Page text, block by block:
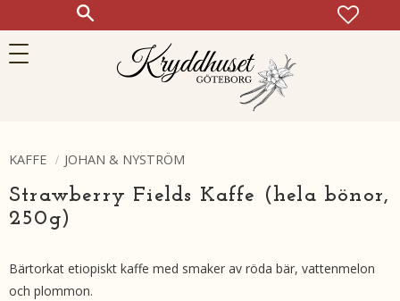
KAFFE JOHAN & NYSTRÖM
Strawberry Fields Kaffe (hela bönor,
250g)
Bärtorkat etiopiskt kaffe med smaker av röda bär, vattenmelon
och plommon.